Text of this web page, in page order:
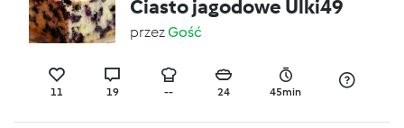
Ciasto jagodowe Ulki49
przezGość
11 19 -- 24 45min